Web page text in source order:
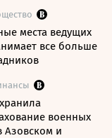
места ведущих
все больше
военных
Азовском и